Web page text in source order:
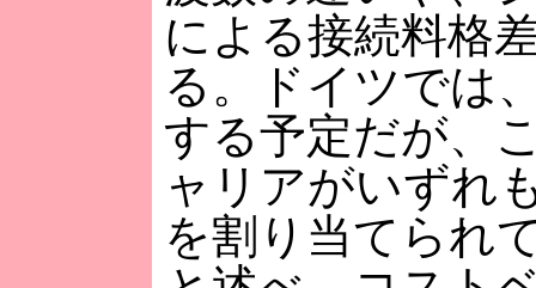
による接続料格
る。ドイツでは
する予定だが、
ャリアがいずれ
を割り当てられ